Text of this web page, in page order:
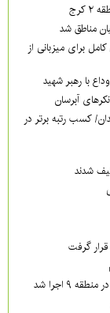
کامل برای میزبانی از
کسب رتبه برتر در
اجرا شد